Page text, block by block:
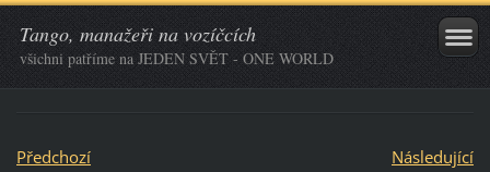
Tango, manažeři na vozíčcích
všichni patříme na JEDEN SVĚT - ONE WORLD
Předchozí
Následující